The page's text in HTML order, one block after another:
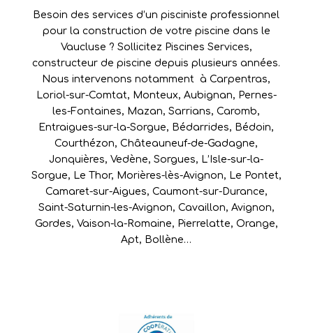
Besoin des services d’un pisciniste professionnel
pour la construction de votre piscine dans le
Vaucluse ? Sollicitez Piscines Services,
constructeur de piscine depuis plusieurs années.
Nous intervenons notamment àCarpentras,
Loriol-sur-Comtat, Monteux, Aubignan, Pernes-
les-Fontaines, Mazan,Sarrians,Caromb,
Entraigues-sur-la-Sorgue, Bédarrides, Bédoin,
Courthézon,Châteauneuf-de-Gadagne,
Jonquières,Vedène,Sorgues, L’Isle-sur-la-
Sorgue, Le Thor, Morières-lès-Avignon, Le Pontet,
Camaret-sur-Aigues, Caumont-sur-Durance,
Saint-Saturnin-les-Avignon, Cavaillon, Avignon,
Gordes, Vaison-la-Romaine, Pierrelatte, Orange,
Apt, Bollène…